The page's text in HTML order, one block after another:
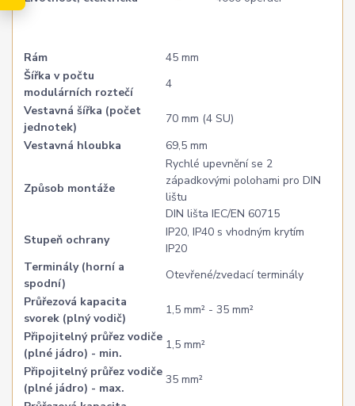
Rám
45 mm
Šířka v počtu
modulárních roztečí
4
Vestavná šířka (počet
jednotek)
70 mm (4 SU)
Vestavná hloubka
69,5 mm
Způsob montáže
Rychlé upevnění se 2
západkovými polohami pro DIN
lištu
DIN lišta IEC/EN 60715
Stupeň ochrany
IP20, IP40 s vhodným krytím
IP20
Terminály (horní a
spodní)
Otevřené/zvedací terminály
Průřezová kapacita
svorek (plný vodič)
1,5 mm² - 35 mm²
Připojitelný průřez vodiče
(plné jádro) - min.
1,5 mm²
Připojitelný průřez vodiče
(plné jádro) - max.
35 mm²